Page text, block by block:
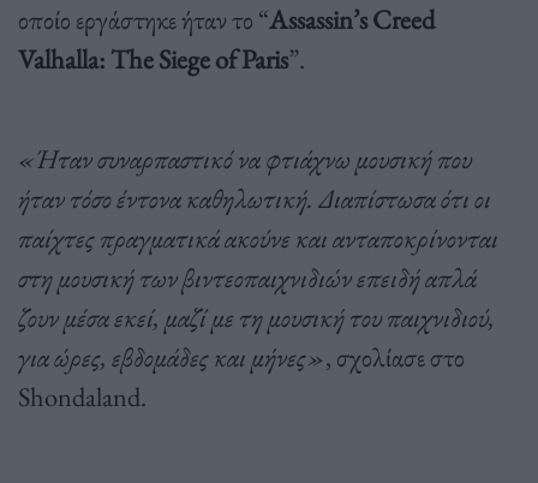
οποίο εργάστηκε ήταν το “Assassin’s Creed
Valhalla: The Siege of Paris”.
«Ήταν συναρπαστικό να φτιάχνω μουσική που
ήταν τόσο έντονα καθηλωτική. Διαπίστωσα ότι οι
παίχτες πραγματικά ακούνε και ανταποκρίνονται
στη μουσική των βιντεοπαιχνιδιών επειδή απλά
ζουν μέσα εκεί, μαζί με τη μουσική του παιχνιδιού,
για ώρες, εβδομάδες και μήνες», σχολίασε στο
Shondaland.